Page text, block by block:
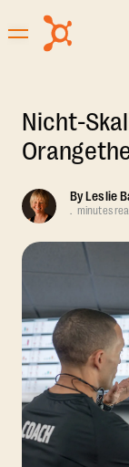
Nicht-
ByLeslie
. minutes